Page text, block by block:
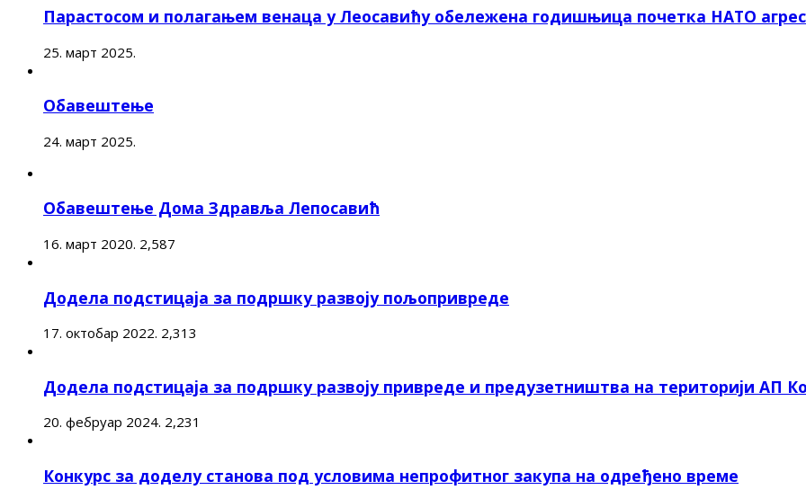
Парастосом и полагањем венаца у Леосавићу обележена годишњица почетка НАТО
25. март 2025.
Обавештење
24. март 2025.
Обавештење Дома Здравља Лепосавић
16. март 2020. 2,587
Додела подстицаја за подршку развоју пољопривреде
17. октобар 2022. 2,313
Додела подстицаја за подршку развоју привреде и предузетништва на територији АП
20. фебруар 2024. 2,231
Конкурс за доделу станова под условима непрофитног закупа на одређено време